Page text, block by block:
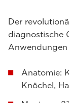
Der
diagnostische
Anatomie:
Knöchel,